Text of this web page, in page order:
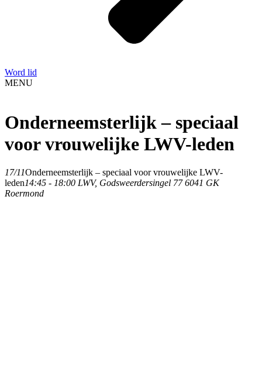
Word lid
MENU
Onderneemsterlijk – speciaal
voor vrouwelijke LWV-leden
17/11Onderneemsterlijk – speciaal voor vrouwelijke LWV-
leden14:45 - 18:00 LWV, Godsweerdersingel 77 6041 GK
Roermond